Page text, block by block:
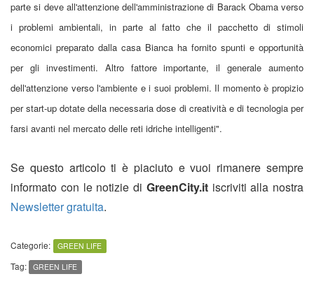
parte si deve all'attenzione dell'amministrazione di Barack Obama verso
i problemi ambientali, in parte al fatto che il pacchetto di stimoli
economici preparato dalla casa Bianca ha fornito spunti e opportunità
per gli investimenti. Altro fattore importante, il generale aumento
dell'attenzione verso l'ambiente e i suoi problemi. Il momento è propizio
per start-up dotate della necessaria dose di creatività e di tecnologia per
farsi avanti nel mercato delle reti idriche intelligenti".
Se questo articolo ti è piaciuto e vuoi rimanere sempre
informato con le notizie di GreenCity.itiscriviti alla nostra
Newsletter gratuita.
Categorie: GREEN LIFE
Tag: GREEN LIFE